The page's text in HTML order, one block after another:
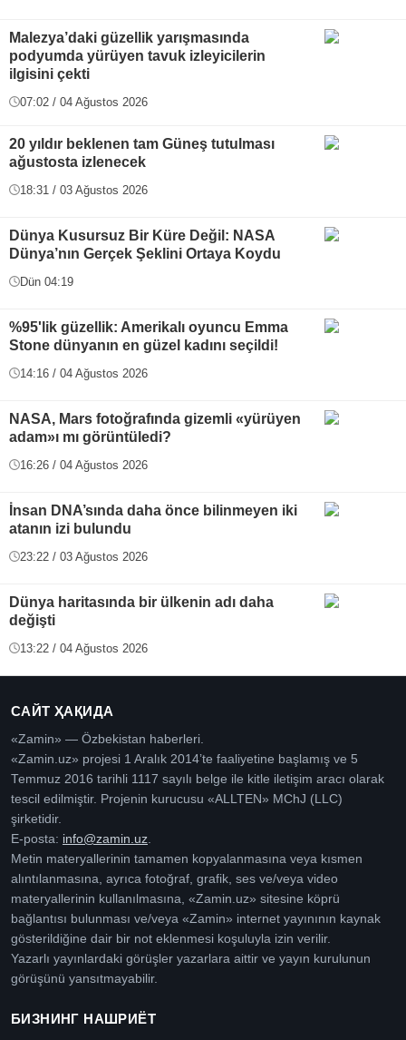
Malezya’daki güzellik yarışmasında
podyumda yürüyen tavuk izleyicilerin
ilgisini çekti
07:02 / 04 Ağustos 2026
20 yıldır beklenen tam Güneş tutulması
ağustosta izlenecek
18:31 / 03 Ağustos 2026
Dünya Kusursuz Bir Küre Değil: NASA
Dünya’nın Gerçek Şeklini Ortaya Koydu
Dün 04:19
%95'lik güzellik: Amerikalı oyuncu Emma
Stone dünyanın en güzel kadını seçildi!
14:16 / 04 Ağustos 2026
NASA, Mars fotoğrafında gizemli «yürüyen
adam»ı mı görüntüledi?
16:26 / 04 Ağustos 2026
İnsan DNA’sında daha önce bilinmeyen iki
atanın izi bulundu
23:22 / 03 Ağustos 2026
Dünya haritasında bir ülkenin adı daha
değişti
13:22 / 04 Ağustos 2026
САЙТ ҲАҚИДА
«Zamin» — Özbekistan haberleri.
«Zamin.uz» projesi 1 Aralık 2014’te faaliyetine başlamış ve 5
Temmuz 2016 tarihli 1117 sayılı belge ile kitle iletişim aracı olarak
tescil edilmiştir. Projenin kurucusu «ALLTEN» MChJ (LLC)
şirketidir.
E-posta: info@zamin.uz
Metin materyallerinin tamamen kopyalanmasına veya kısmen
alıntılanmasına, ayrıca fotoğraf, grafik, ses ve/veya video
materyallerinin kullanılmasına, «Zamin.uz» sitesine köprü
bağlantısı bulunması ve/veya «Zamin» internet yayınının kaynak
gösterildiğine dair bir not eklenmesi koşuluyla izin verilir.
Yazarlı yayınlardaki görüşler yazarlara aittir ve yayın kurulunun
görüşünü yansıtmayabilir.
БИЗНИНГ НАШРИЁТ